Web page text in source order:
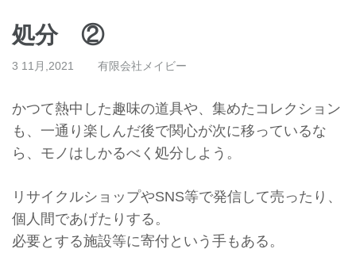
処分 ②
3 11月,2021 有限会社メイビー
かつて熱中した趣味の道具や、集めたコレクション
も、 一通り楽しんだ後で関心が次に移っているな
ら、 モノはしかるべく処分しよう。
リサイクルショップやSNS等で発信して売ったり、
個人間であげたりする。
必要とする施設等に寄付という手もある。